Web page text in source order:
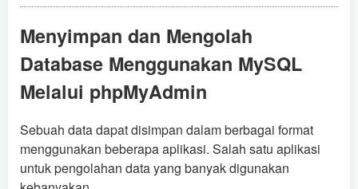
Menyimpan dan Mengolah
Database Menggunakan MySQL
Melalui phpMyAdmin
Sebuah data dapat disimpan dalam berbagai format
menggunakan beberapa aplikasi. Salah satu aplikasi
untuk pengolahan data yang banyak digunakan